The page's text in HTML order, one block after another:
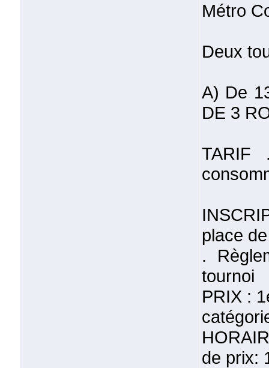
Métro
Deux
A) De
DE 3
place
.
tournoi
PRIX :
de prix: